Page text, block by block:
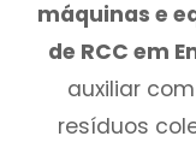
máquinas e
de RCC em
auxiliar
resíduos